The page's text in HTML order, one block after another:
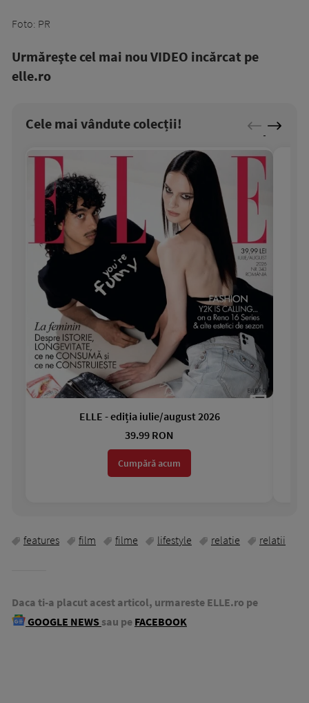
Foto: PR
Urmăreşte cel mai nou VIDEO incărcat pe
elle.ro
Cele mai vândute colecții!
ELLE - ediția iulie/august 2026
39.99 RON
Cumpără acum
features film filme lifestyle relatie relatii
Daca ti-a placut acest articol, urmareste ELLE.ro pe
GOOGLE NEWS sau pe FACEBOOK